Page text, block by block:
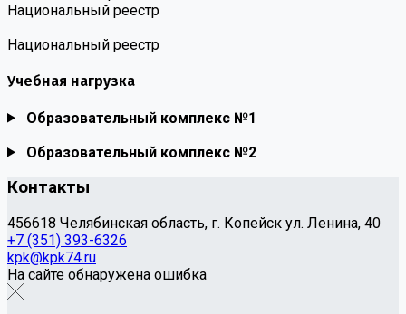
Национальный реестр
Национальный реестр
Учебная нагрузка
Образовательный комплекс №1
Образовательный комплекс №2
Контакты
456618 Челябинская область, г. Копейск ул. Ленина, 40
+7 (351) 393-6326
kpk@kpk74.ru
На сайте обнаружена ошибка